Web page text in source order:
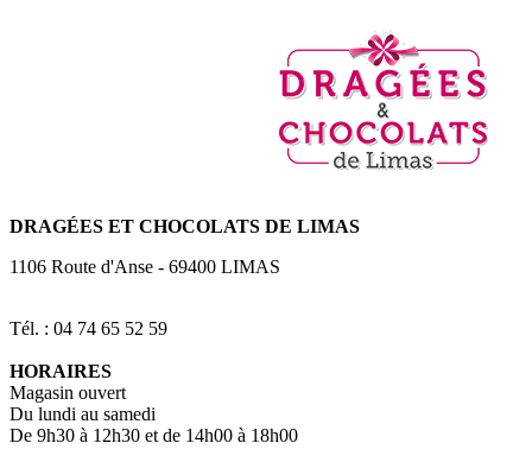
DRAGÉES ET CHOCOLATS DE LIMAS
1106 Route d'Anse - 69400 LIMAS
Tél. : 04 74 65 52 59
HORAIRES
Magasin ouvert
Du lundi au samedi
De 9h30 à 12h30 et de 14h00 à 18h00